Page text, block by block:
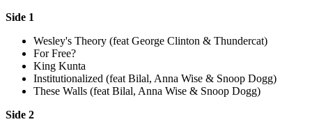
Side 1
Wesley's Theory (feat George Clinton & Thundercat)
For Free?
King Kunta
Institutionalized (feat Bilal, Anna Wise & Snoop Dogg)
These Walls (feat Bilal, Anna Wise & Snoop Dogg)
Side 2